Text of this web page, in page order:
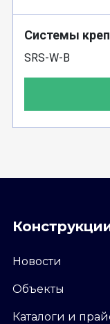
Системы
SRS-W-В
Новости
Объекты
Каталоги и